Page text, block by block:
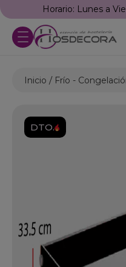
Inicio Frío -
DTO.